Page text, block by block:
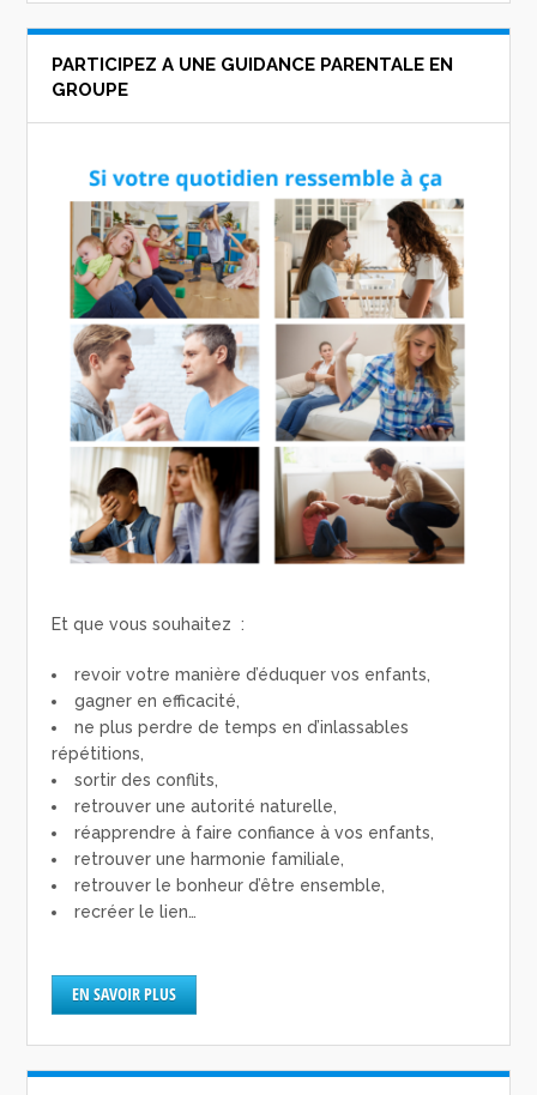
PARTICIPEZ A UNE GUIDANCE PARENTALE EN
GROUPE
Et que vous souhaitez :
revoir votre manière d’éduquer vos enfants,
gagner en efficacité,
ne plus perdre de temps en d’inlassables
répétitions,
sortir des conflits,
retrouver une autorité naturelle,
réapprendre à faire confiance à vos enfants,
retrouver une harmonie familiale,
retrouver le bonheur d’être ensemble,
recréer le lien…
EN SAVOIR PLUS